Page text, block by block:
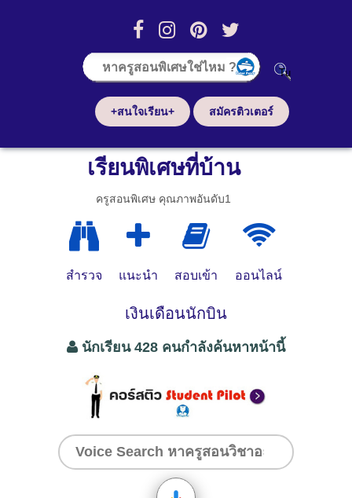
+สนใจเรียน+ สมัครติวเตอร์
เรียนพิเศษที่บ้าน
ครูสอนพิเศษ คุณภาพอันดับ1
สำรวจ แนะนำ สอบเข้า ออนไลน์
เงินเดือนนักบิน
นักเรียน 428 คนกำลังค้นหาหน้านี้